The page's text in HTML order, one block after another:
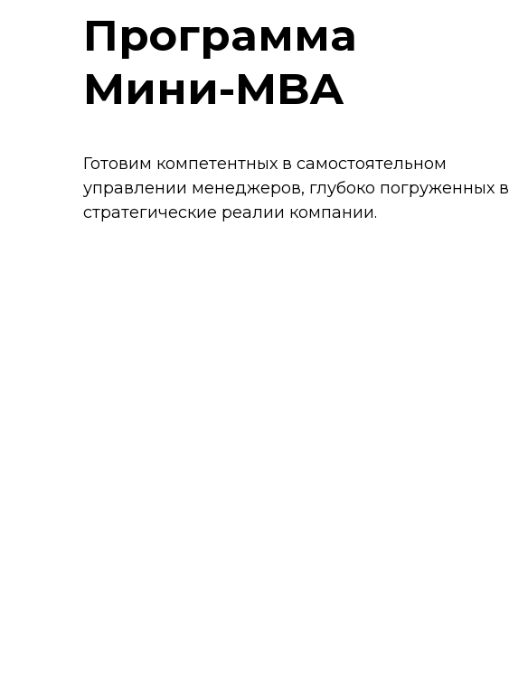
Программа
Мини-MBA
Готовим компетентных в самостоятельном
управлении менеджеров, глубоко погруженных в
стратегические реалии компании.